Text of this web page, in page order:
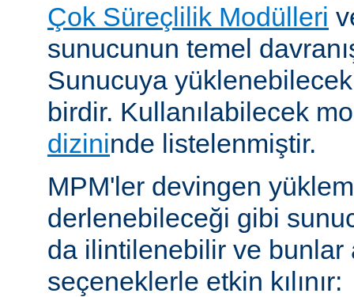
Çok Süreçlilik Modülleri
sunucunun temel
Sunucuya yüklenebilecek
birdir. Kullanılabilecek
dizininde listelenmiştir.
MPM'ler devingen
derlenebileceği gibi
da ilintilenebilir ve bunlar
seçeneklerle etkin kılınır: